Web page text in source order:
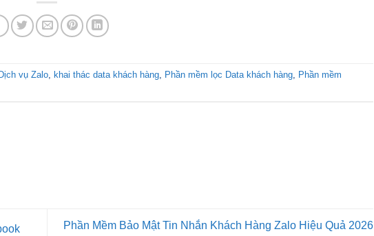
Dịch vụ Zalo, khai thác data khách hàng, Phần mềm lọc Data khách hàng, Phần mềm
Phần Mềm Bảo Mật Tin Nhắn Khách Hàng Zalo Hiệu Quả 2026